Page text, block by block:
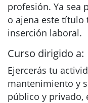
profesión. Ya sea
o ajena este título
inserción laboral.
Curso dirigido a:
Ejercerás tu
mantenimiento y
público y privado,